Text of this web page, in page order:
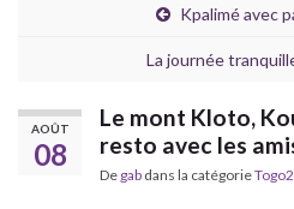
Kpalimé avec
La journée
AOÛT
08
Le mont Kloto,
resto avec les
De gab dans la catégorie